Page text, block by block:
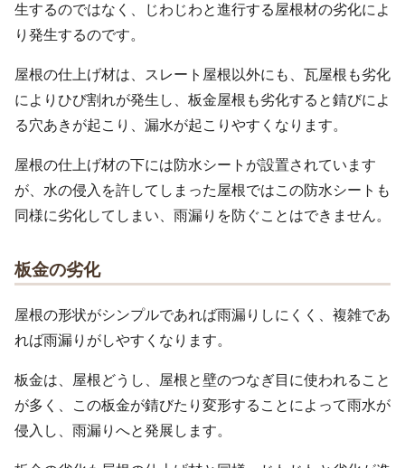
生するのではなく、じわじわと進行する屋根材の劣化によ
り発生するのです。
屋根の仕上げ材は、スレート屋根以外にも、瓦屋根も劣化
によりひび割れが発生し、板金屋根も劣化すると錆びによ
る穴あきが起こり、漏水が起こりやすくなります。
屋根の仕上げ材の下には防水シートが設置されています
が、水の侵入を許してしまった屋根ではこの防水シートも
同様に劣化してしまい、雨漏りを防ぐことはできません。
板金の劣化
屋根の形状がシンプルであれば雨漏りしにくく、複雑であ
れば雨漏りがしやすくなります。
板金は、屋根どうし、屋根と壁のつなぎ目に使われること
が多く、この板金が錆びたり変形することによって雨水が
侵入し、雨漏りへと発展します。